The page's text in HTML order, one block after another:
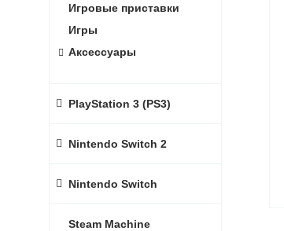
Игровые приставки
Игры
Аксессуары
PlayStation 3 (PS3)
Nintendo Switch 2
Nintendo Switch
Steam Machine